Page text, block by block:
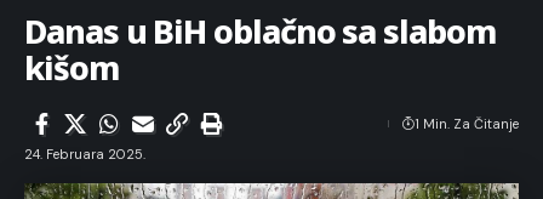
Danas u BiH oblačno sa slabom
kišom
24. Februara 2025.
1 Min. Za Čitanje